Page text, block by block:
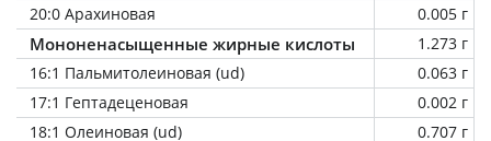
20:0 Арахиновая
0.005 г
Мононенасыщенные жирные кислоты
1.273 г
16:1 Пальмитолеиновая (ud)
0.063 г
17:1 Гептадеценовая
0.002 г
18:1 Олеиновая (ud)
0.707 г